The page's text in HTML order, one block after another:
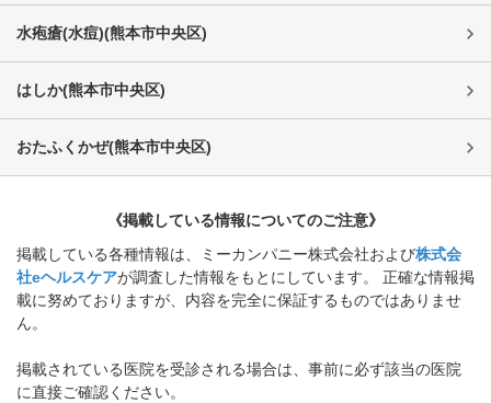
水疱瘡(水痘)(熊本市中央区)
はしか(熊本市中央区)
おたふくかぜ(熊本市中央区)
《掲載している情報についてのご注意》
掲載している各種情報は、ミーカンパニー株式会社および株式会
社eヘルスケアが調査した情報をもとにしています。 正確な情報掲
載に努めておりますが、内容を完全に保証するものではありませ
ん。
掲載されている医院を受診される場合は、事前に必ず該当の医院
に直接ご確認ください。